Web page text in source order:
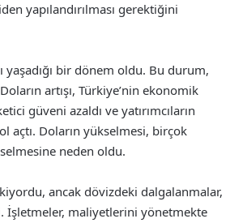
yapılandırılması gerektiğini
yaşadığı bir dönem oldu. Bu durum,
artışı, Türkiye’nin ekonomik
güveni azaldı ve yatırımcıların
açtı. Doların yükselmesi, birçok
neden oldu.
ancak dövizdeki dalgalanmalar,
İşletmeler, maliyetlerini yönetmekte